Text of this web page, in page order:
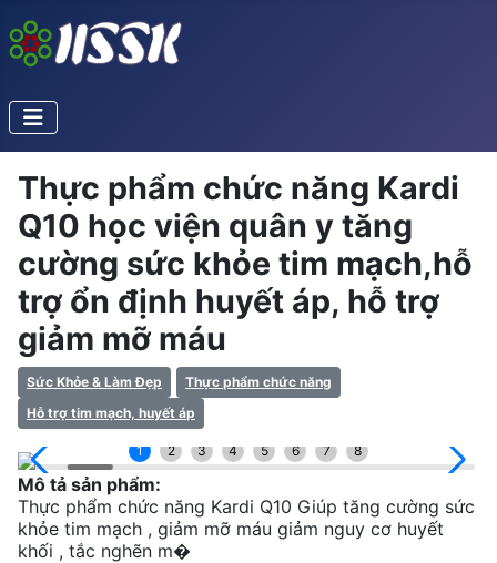
Thực phẩm chức năng Kardi
Q10 học viện quân y tăng
cường sức khỏe tim mạch,hỗ
trợ ổn định huyết áp, hỗ trợ
giảm mỡ máu
Sức Khỏe & Làm Đẹp
Thực phẩm chức năng
Hỗ trợ tim mạch, huyết áp
1 2 3 4 5 6 7 8
Mô tả sản phẩm:
Thực phẩm chức năng Kardi Q10 Giúp tăng cường sức
khỏe tim mạch , giảm mỡ máu giảm nguy cơ huyết
khối , tắc nghẽn m�